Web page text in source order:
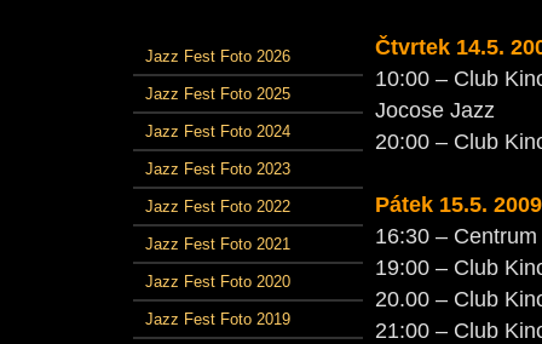
Jazz Fest Foto 2026
Jazz Fest Foto 2025
Jazz Fest Foto 2024
Jazz Fest Foto 2023
Jazz Fest Foto 2022
Jazz Fest Foto 2021
Jazz Fest Foto 2020
Jazz Fest Foto 2019
Čtvrtek 14.5.
10:00 – Club
Jocose Jazz
20:00 – Club
Pátek 15.5. 2009
16:30 –
19:00 – Club
20.00 – Club
21:00 – Club